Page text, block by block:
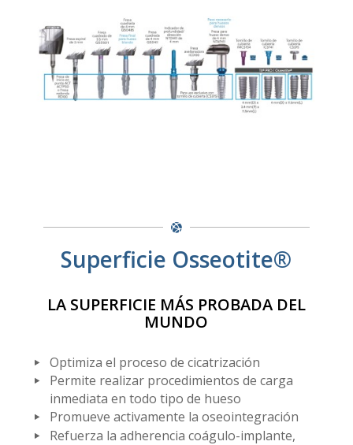
Superficie Osseotite®
LA SUPERFICIE MÁS PROBADA DEL
MUNDO
Optimiza el proceso de cicatrización
Permite realizar procedimientos de carga
inmediata en todo tipo de hueso
Promueve activamente la oseointegración
Refuerza la adherencia coágulo-implante,